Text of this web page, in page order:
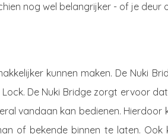
nog wel belangrijker - of je deur
kunnen maken. De Nuki
De Nuki Bridge zorgt ervoor
vandaan kan bedienen.
of bekende binnen te laten.